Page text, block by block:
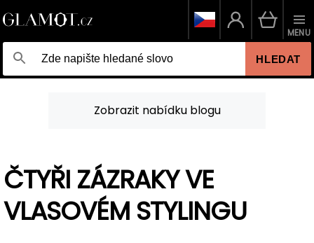
HLEDAT
MENU
Zobrazit nabídku blogu
ČTYŘI ZÁZRAKY VE
VLASOVÉM STYLINGU